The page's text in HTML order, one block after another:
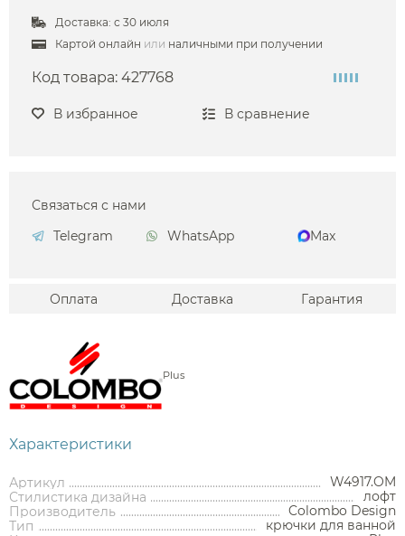
Доставка: с 30 июля
Картой онлайн или наличными при получении
Код товара: 427768
В избранное В сравнение
Связаться с нами
Telegram
WhatsApp Max
Оплата Доставка Гарантия
Plus
Характеристики
Артикул
W4917.OM
Стилистика дизайна
лофт
Производитель
Colombo Design
Тип
крючки для ванной